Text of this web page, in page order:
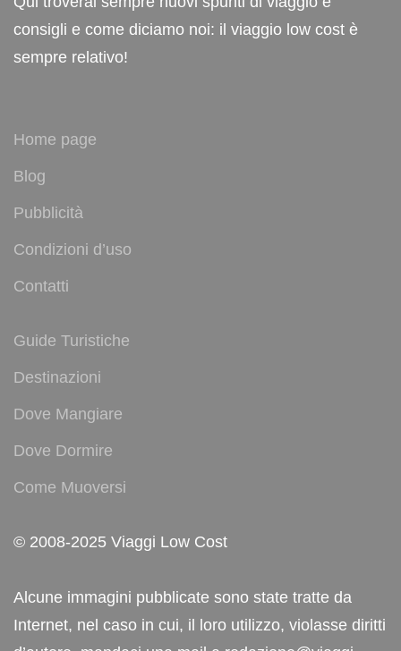
consigli e come diciamo noi: il viaggio low cost è
sempre relativo!
Home page
Blog
Pubblicità
Condizioni d’uso
Contatti
Guide Turistiche
Destinazioni
Dove Mangiare
Dove Dormire
Come Muoversi
© 2008-2025 Viaggi Low Cost
Alcune immagini pubblicate sono state tratte da
Internet, nel caso in cui, il loro utilizzo, violasse diritti